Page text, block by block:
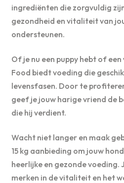
ingrediënten die zorgvuldig
gezondheid en vitaliteit van
ondersteunen.
Of je nu een puppy hebt of
Food biedt voeding die
levensfasen. Door te
geef je jouw harige vriend de
die hij verdient.
Wacht niet langer en maak
15 kg aanbieding om jouw
heerlijke en gezonde voeding.
merken in de vitaliteit en het